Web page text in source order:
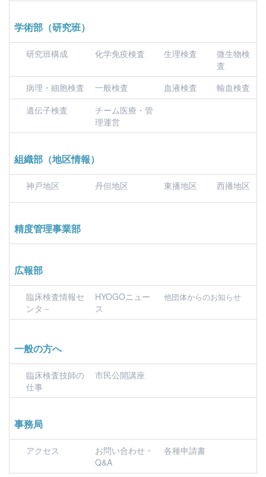
学術部（研究班）
研究班構成 化学免疫検査 生理検査
微生物検
査
病理・細胞検査
一般検査 血液検査
輸血検査
遺伝子検査
チーム医療・管
理運営
組織部（地区情報）
神戸地区 丹但地区 東播地区 西播地区
精度管理事業部
広報部
臨床検査情報セ
ンタ－
HYOGOニュー
ス
他団体からのお知らせ
一般の方へ
臨床検査技師の
仕事
市民公開講座
事務局
アクセス
お問い合わせ・
Q&A
各種申請書